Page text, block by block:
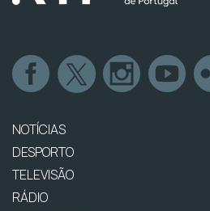
NOTÍCIAS
DESPORTO
TELEVISÃO
RÁDIO